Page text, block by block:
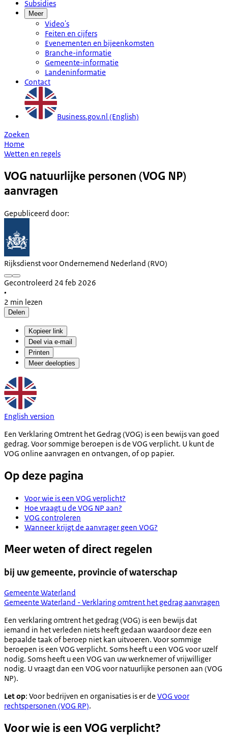
Subsidies
Meer
Video's
Feiten en cijfers
Evenementen en bijeenkomsten
Branche-informatie
Gemeente-informatie
Landeninformatie
Contact
Business.gov.nl (English)
Zoeken
Home
Wetten en regels
VOG natuurlijke personen (VOG NP)
aanvragen
Gepubliceerd door:
Rijksdienst voor Ondernemend Nederland (RVO)
Gecontroleerd 24 feb 2026
•
2 min lezen
Delen
Kopieer link
Deel via e-mail
Printen
Meer deelopties
English version
Een Verklaring Omtrent het Gedrag (VOG) is een bewijs van goed
gedrag. Voor sommige beroepen is de VOG verplicht. U kunt de
VOG online aanvragen en ontvangen, of op papier.
Op deze pagina
Voor wie is een VOG verplicht?
Hoe vraagt u de VOG NP aan?
VOG controleren
Wanneer krijgt de aanvrager geen VOG?
Meer weten of direct regelen
bij uw gemeente, provincie of waterschap
Gemeente Waterland
Gemeente Waterland - Verklaring omtrent het gedrag aanvragen
Een verklaring omtrent het gedrag (VOG) is een bewijs dat
iemand in het verleden niets heeft gedaan waardoor deze een
bepaalde taak of beroep niet kan uitvoeren. Voor sommige
beroepen is een VOG verplicht. Soms heeft u een VOG voor uzelf
nodig. Soms heeft u een VOG van uw werknemer of vrijwilliger
nodig. U vraagt dan een VOG voor natuurlijke personen aan (VOG
NP).
Let op: Voor bedrijven en organisaties is er de VOG voor
rechtspersonen (VOG RP).
Voor wie is een VOG verplicht?